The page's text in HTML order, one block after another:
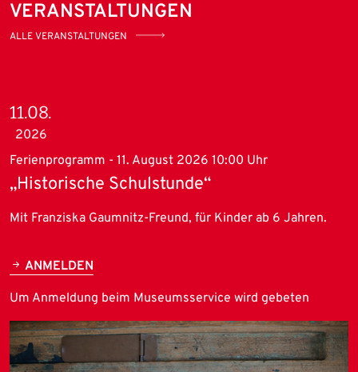
VERANSTALTUNGEN
ALLE VERANSTALTUNGEN
11.08.
2026
Ferienprogramm - 11. August 2026 10:00 Uhr
„Historische Schulstunde“
Mit Franziska Gaumnitz-Freund, für Kinder ab 6 Jahren.
ANMELDEN
Um Anmeldung beim Museumsservice wird gebeten